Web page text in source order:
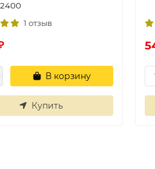
2400
1 отзыв
В корзину
Купить